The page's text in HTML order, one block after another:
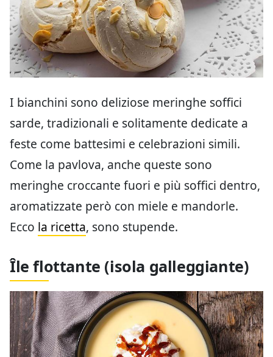
I bianchini sono deliziose meringhe soffici
sarde, tradizionali e solitamente dedicate a
feste come battesimi e celebrazioni simili.
Come la pavlova, anche queste sono
meringhe croccante fuori e più soffici dentro,
aromatizzate però con miele e mandorle.
Ecco la ricetta, sono stupende.
Île flottante (isola galleggiante)